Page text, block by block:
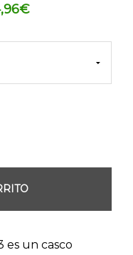
€El
es un casco